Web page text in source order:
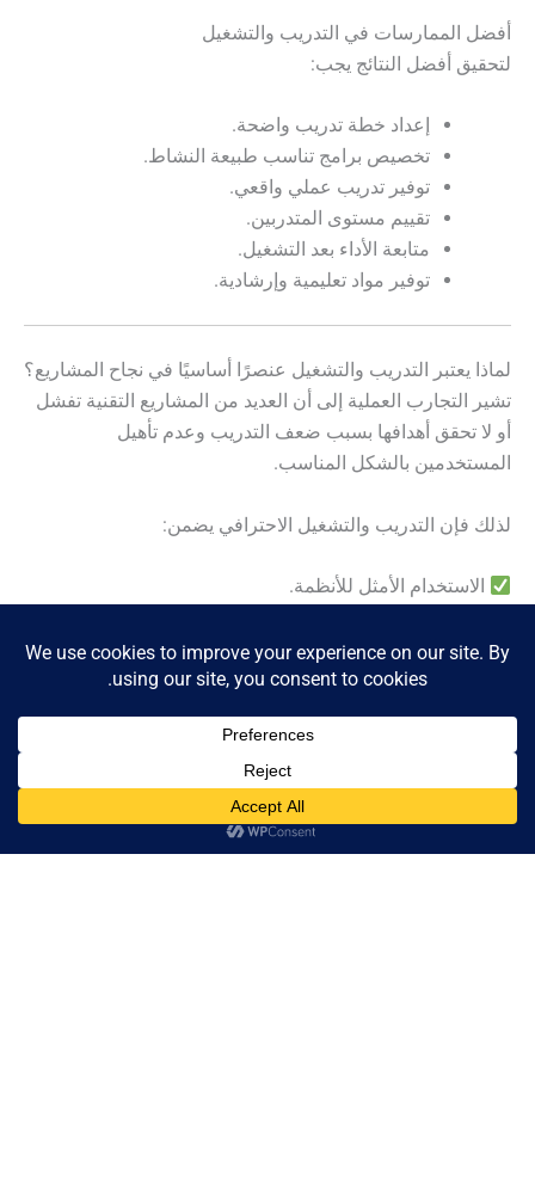
أفضل الممارسات في التدريب والتشغيل
لتحقيق أفضل النتائج يجب:
إعداد خطة تدريب واضحة.
تخصيص برامج تناسب طبيعة النشاط.
توفير تدريب عملي واقعي.
تقييم مستوى المتدربين.
متابعة الأداء بعد التشغيل.
توفير مواد تعليمية وإرشادية.
لماذا يعتبر التدريب والتشغيل عنصرًا أساسيًا في نجاح المشاريع؟
تشير التجارب العملية إلى أن العديد من المشاريع التقنية تفشل
أو لا تحقق أهدافها بسبب ضعف التدريب وعدم تأهيل
المستخدمين بالشكل المناسب.
لذلك فإن التدريب والتشغيل الاحترافي يضمن:
الاستخدام الأمثل للأنظمة.
تقليل الأخطاء التشغيلية.
تحسين العائد على الاستثمار.
Contact us
Open
chaty